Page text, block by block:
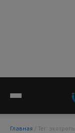
Главная / Тег: экотропы